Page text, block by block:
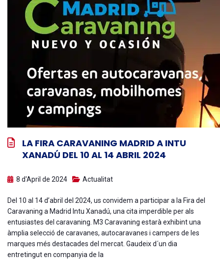
LA FIRA CARAVANING MADRID A INTU
XANADÚ DEL 10 AL 14 ABRIL 2024
8 d'April de 2024 Actualitat
Del 10 al 14 d’abril del 2024, us convidem a participar a la Fira del
Caravaning a Madrid Intu Xanadú, una cita imperdible per als
entusiastes del caravaning. M3 Caravaning estarà exhibint una
àmplia selecció de caravanes, autocaravanes i campers de les
marques més destacades del mercat. Gaudeix d´un dia
entretingut en companyia de la